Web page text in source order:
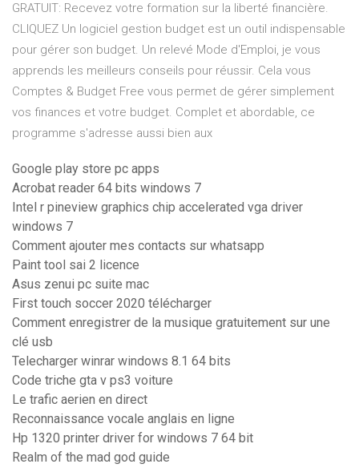
GRATUIT: Recevez votre formation sur la liberté financière.
CLIQUEZ Un logiciel gestion budget est un outil indispensable
pour gérer son budget. Un relevé Mode d'Emploi, je vous
apprends les meilleurs conseils pour réussir. Cela vous
Comptes & Budget Free vous permet de gérer simplement
vos finances et votre budget. Complet et abordable, ce
programme s'adresse aussi bien aux
Google play store pc apps
Acrobat reader 64 bits windows 7
Intel r pineview graphics chip accelerated vga driver
windows 7
Comment ajouter mes contacts sur whatsapp
Paint tool sai 2 licence
Asus zenui pc suite mac
First touch soccer 2020 télécharger
Comment enregistrer de la musique gratuitement sur une
clé usb
Telecharger winrar windows 8.1 64 bits
Code triche gta v ps3 voiture
Le trafic aerien en direct
Reconnaissance vocale anglais en ligne
Hp 1320 printer driver for windows 7 64 bit
Realm of the mad god guide